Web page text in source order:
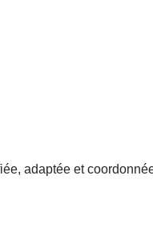
adaptée et